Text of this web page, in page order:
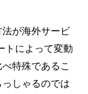
が海外サービ
トによって変動
特殊であるこ
しゃるのでは